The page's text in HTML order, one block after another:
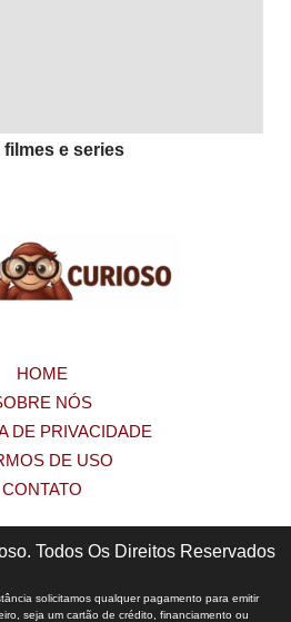
e series
HOME
NÓS
DE PRIVACIDADE
DE USO
CONTATO
Todos Os Direitos Reservados
solicitamos qualquer pagamento para emitir
seja um cartão de crédito, financiamento ou